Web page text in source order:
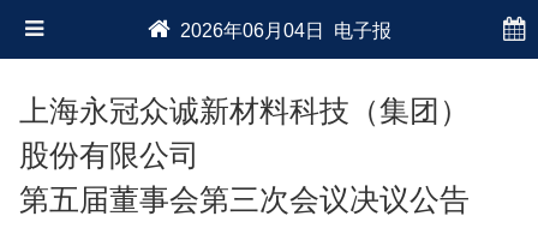
2026年06月04日 电子报
上海永冠众诚新材料科技（集团）
股份有限公司
第五届董事会第三次会议决议公告